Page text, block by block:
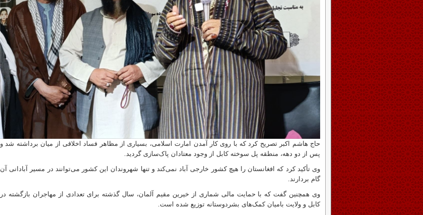
حاج هاشم اکبر تصریح کرد که با روی کار آمدن امارت اسلامی، بسیاری از مظاهر فساد اخلاقی از میان برداشته شد و
پس از دو دهه، منطقه پل‌ سوخته کابل از وجود معتادان پاک‌سازی گردید.
وی تأکید کرد که افغانستان را هیچ کشور خارجی آباد نمی‌کند و تنها شهروندان این کشور می‌توانند در مسیر آبادانی آن
گام بردارند.
وی همچنین گفت که با حمایت مالی شماری از خیرین مقیم آلمان، سال گذشته برای تعدادی از مهاجران بازگشته در
کابل و ولایت بامیان کمک‌های بشردوستانه توزیع شده است.